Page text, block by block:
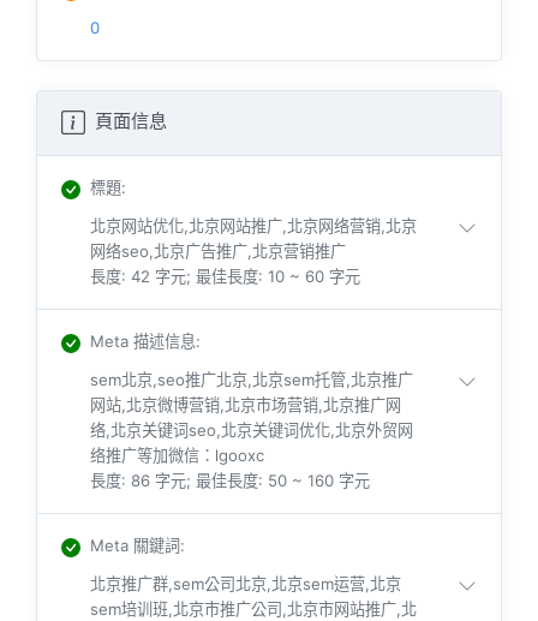
0
頁面信息
標題:
北京网站优化,北京网站推广,北京网络营销,北京
网络seo,北京广告推广,北京营销推广
長度: 42 字元; 最佳長度: 10 ~ 60 字元
Meta 描述信息:
sem北京,seo推广北京,北京sem托管,北京推广
网站,北京微博营销,北京市场营销,北京推广网
络,北京关键词seo,北京关键词优化,北京外贸网
络推广等加微信：lgooxc
長度: 86 字元; 最佳長度: 50 ~ 160 字元
Meta 關鍵詞:
北京推广群,sem公司北京,北京sem运营,北京
sem培训班,北京市推广公司,北京市网站推广,北